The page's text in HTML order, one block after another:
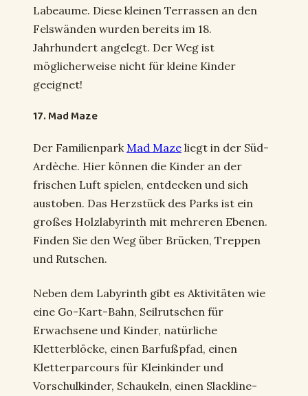
Labeaume. Diese kleinen Terrassen an den
Felswänden wurden bereits im 18.
Jahrhundert angelegt. Der Weg ist
möglicherweise nicht für kleine Kinder
geeignet!
17. Mad Maze
Der FamilienparkMad Maze liegt in der Süd-
Ardèche. Hier können die Kinder an der
frischen Luft spielen, entdecken und sich
austoben. Das Herzstück des Parks ist ein
großes Holzlabyrinth mit mehreren Ebenen.
Finden Sie den Weg über Brücken, Treppen
und Rutschen.
Neben dem Labyrinth gibt es Aktivitäten wie
eine Go-Kart-Bahn, Seilrutschen für
Erwachsene und Kinder, natürliche
Kletterblöcke, einen Barfußpfad, einen
Kletterparcours für Kleinkinder und
Vorschulkinder, Schaukeln, einen Slackline-